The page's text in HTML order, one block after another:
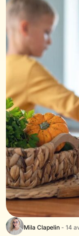
Mila Clapelin - 14